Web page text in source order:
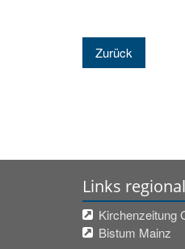
Zurück
Links regional
Kirchenzeitung
Bistum Mainz